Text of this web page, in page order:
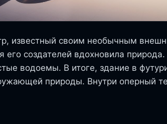
известный своим необычным
создателей вдохновила
водоемы. В итоге, здание в
природы. Внутри оперный